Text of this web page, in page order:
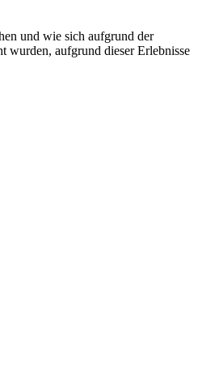
und wie sich aufgrund der
wurden, aufgrund dieser Erlebnisse